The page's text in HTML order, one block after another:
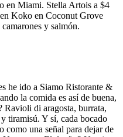
en Miami. Stella Artois a $4
Koko en Coconut Grove
y salmón.
he ido a Siamo Ristorante &
la comida es así de buena,
Ravioli di aragosta, burrata,
tiramisú. Y sí, cada bocado
como una señal para dejar de